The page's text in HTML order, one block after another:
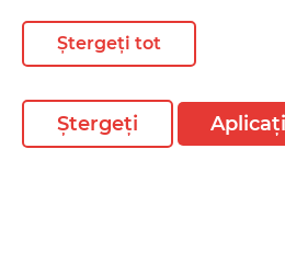
Ștergeți tot
Ștergeți Aplicați